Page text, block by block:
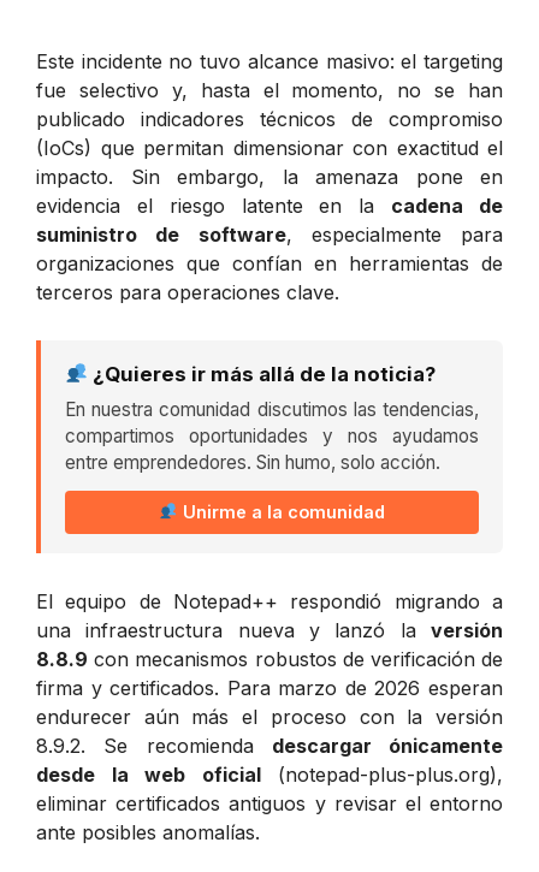
Este incidente no tuvo alcance masivo: el targeting
fue selectivo y, hasta el momento, no se han
publicado indicadores técnicos de compromiso
(IoCs) que permitan dimensionar con exactitud el
impacto. Sin embargo, la amenaza pone en
evidencia el riesgo latente en la cadena de
suministro de software, especialmente para
organizaciones que confían en herramientas de
terceros para operaciones clave.
¿Quieres ir más allá de la noticia?
En nuestra comunidad discutimos las tendencias,
compartimos oportunidades y nos ayudamos
entre emprendedores. Sin humo, solo acción.
Unirme a la comunidad
El equipo de Notepad++ respondió migrando a
una infraestructura nueva y lanzó la versión
8.8.9 con mecanismos robustos de verificación de
firma y certificados. Para marzo de 2026 esperan
endurecer aún más el proceso con la versión
8.9.2. Se recomienda descargar ónicamente
desde la web oficial(notepad-plus-plus.org),
eliminar certificados antiguos y revisar el entorno
ante posibles anomalías.